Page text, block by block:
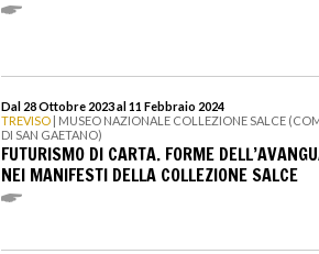
Dal 28 Ottobre 2023 al 11 Febbraio 2024
TREVISO | MUSEO NAZIONALE COLLEZIONE SALCE
DI SAN GAETANO)
FUTURISMO DI CARTA. FORME
NEI MANIFESTI DELLA COLLEZIONE SALCE